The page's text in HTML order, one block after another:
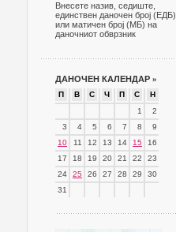
Внесете назив, седиште,
единствен даночен број (ЕДБ)
или матичен број (МБ) на
даночниот обврзник
ДАНОЧЕН КАЛЕНДАР »
П В С Ч П С
Н
1
2
3
4 5 6 7 8
9
10
11 12 13 14 15
16
17
18 19 20 21 22
23
24
25 26 27 28 29
30
31